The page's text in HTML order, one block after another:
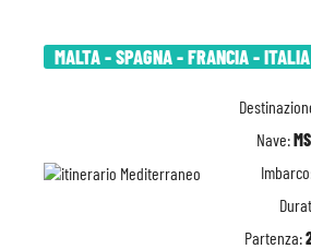
MALTA - SPAGNA - FRANCIA - ITALIA
Nave:
Partenza: